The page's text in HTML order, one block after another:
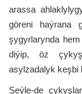
arassa
göreni haýrana
şygyrlarynda
diýip, öz
asylzadalyk keşbi
Şeýle-de